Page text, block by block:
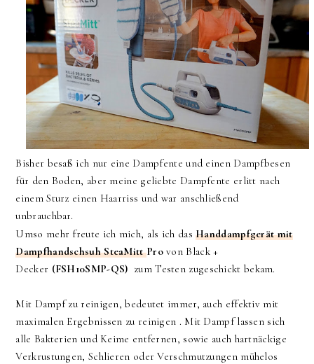
Bisher besaß ich nur eine Dampfente und einen Dampfbesen
für den Boden, aber meine geliebte Dampfente erlitt nach
einem Sturz einen Haarriss und war anschließend
unbrauchbar.
Umso mehr freute ich mich, als ich dasHanddampfgerät mit
Dampfhandschsuh SteaMittProvon Black +
Decker (FSH10SMP-QS) zum Testen zugeschickt bekam.
Mit Dampf zu reinigen, bedeutet immer, auch effektiv mit
maximalen Ergebnissen zu reinigen . Mit Dampf lassen sich
alle Bakterien und Keime entfernen, sowie auch hartnäckige
Verkrustungen, Schlieren oder Verschmutzungen mühelos